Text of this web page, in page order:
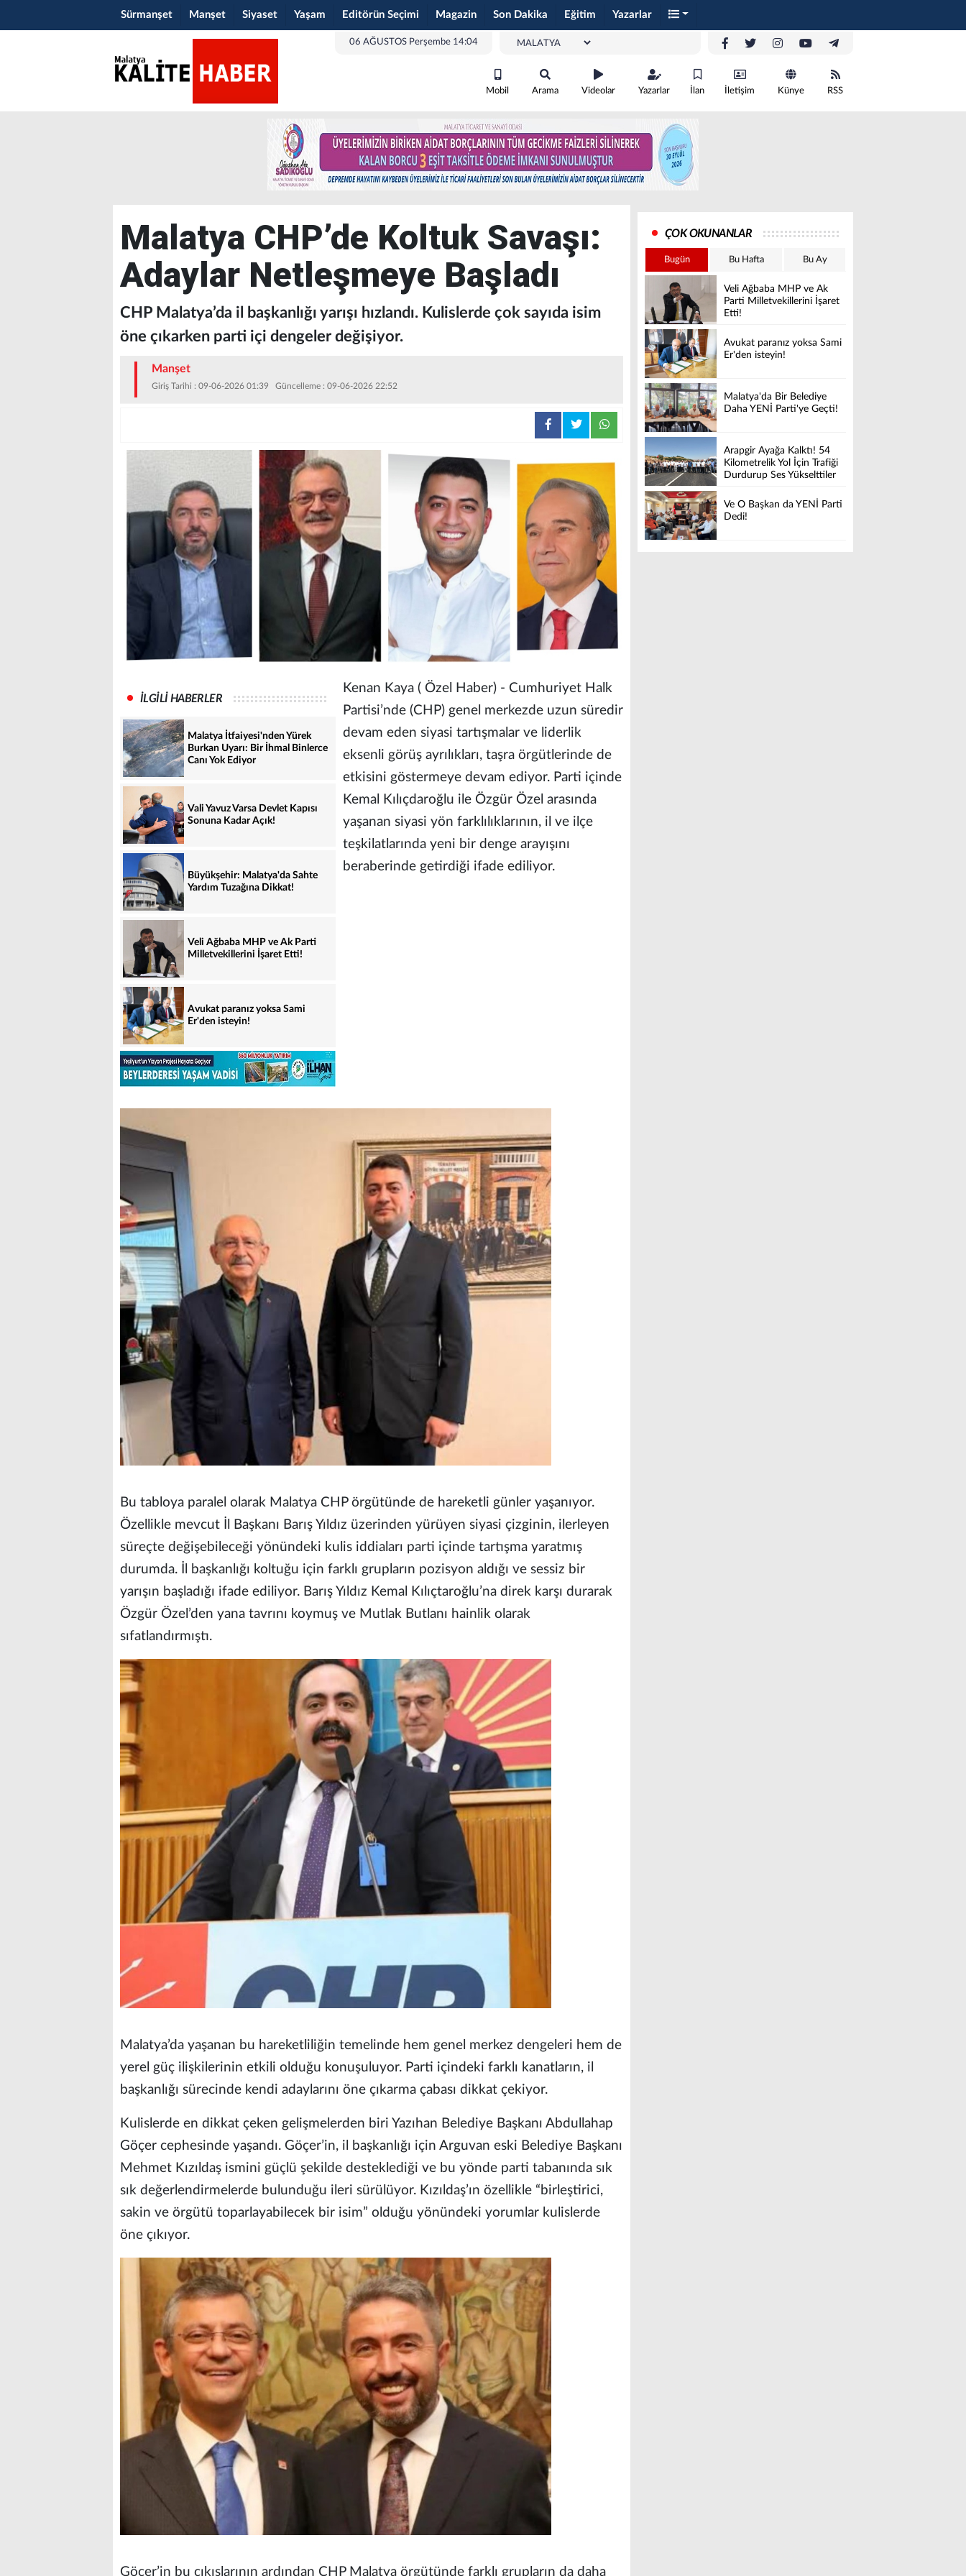
Sürmanşet Manşet Siyaset Yaşam Editörün Seçimi Magazin Son Dakika Eğitim Yazarlar
06 AĞUSTOS Perşembe 14:04
Mobil Arama Videolar Yazarlar İlan İletişim Künye RSS
Malatya CHP’de Koltuk Savaşı:
Adaylar Netleşmeye Başladı
CHP Malatya’da il başkanlığı yarışı hızlandı. Kulislerde çok sayıda isim
öne çıkarken parti içi dengeler değişiyor.
Manşet
Giriş Tarihi : 09-06-2026 01:39 Güncelleme : 09-06-2026 22:52
İLGİLİ HABERLER
Malatya İtfaiyesi'nden Yürek
Burkan Uyarı: Bir İhmal Binlerce
Canı Yok Ediyor
Vali Yavuz Varsa Devlet Kapısı
Sonuna Kadar Açık!
Büyükşehir: Malatya'da Sahte
Yardım Tuzağına Dikkat!
Veli Ağbaba MHP ve Ak Parti
Milletvekillerini İşaret Etti!
Avukat paranız yoksa Sami
Er'den isteyin!
Kenan Kaya ( Özel Haber) - Cumhuriyet Halk
Partisi’nde (CHP) genel merkezde uzun süredir
devam eden siyasi tartışmalar ve liderlik
eksenli görüş ayrılıkları, taşra örgütlerinde de
etkisini göstermeye devam ediyor. Parti içinde
Kemal Kılıçdaroğlu ile Özgür Özel arasında
yaşanan siyasi yön farklılıklarının, il ve ilçe
teşkilatlarında yeni bir denge arayışını
beraberinde getirdiği ifade ediliyor.
Bu tabloya paralel olarak Malatya CHP örgütünde de hareketli günler yaşanıyor.
Özellikle mevcut İl Başkanı Barış Yıldız üzerinden yürüyen siyasi çizginin, ilerleyen
süreçte değişebileceği yönündeki kulis iddiaları parti içinde tartışma yaratmış
durumda. İl başkanlığı koltuğu için farklı grupların pozisyon aldığı ve sessiz bir
yarışın başladığı ifade ediliyor. Barış Yıldız Kemal Kılıçtaroğlu’na direk karşı durarak
Özgür Özel’den yana tavrını koymuş ve Mutlak Butlanı hainlik olarak
sıfatlandırmıştı.
Malatya’da yaşanan bu hareketliliğin temelinde hem genel merkez dengeleri hem de
yerel güç ilişkilerinin etkili olduğu konuşuluyor. Parti içindeki farklı kanatların, il
başkanlığı sürecinde kendi adaylarını öne çıkarma çabası dikkat çekiyor.
Kulislerde en dikkat çeken gelişmelerden biri Yazıhan Belediye Başkanı Abdullahap
Göçer cephesinde yaşandı. Göçer’in, il başkanlığı için Arguvan eski Belediye Başkanı
Mehmet Kızıldaş ismini güçlü şekilde desteklediği ve bu yönde parti tabanında sık
sık değerlendirmelerde bulunduğu ileri sürülüyor. Kızıldaş’ın özellikle “birleştirici,
sakin ve örgütü toparlayabilecek bir isim” olduğu yönündeki yorumlar kulislerde
öne çıkıyor.
Göçer’in bu çıkışlarının ardından CHP Malatya örgütünde farklı grupların da daha
ÇOK OKUNANLAR
Bugün Bu Hafta Bu Ay
Veli Ağbaba MHP ve Ak
Parti Milletvekillerini İşaret
Etti!
Avukat paranız yoksa Sami
Er'den isteyin!
Malatya'da Bir Belediye
Daha YENİ Parti'ye Geçti!
Arapgir Ayağa Kalktı! 54
Kilometrelik Yol İçin Trafiği
Durdurup Ses Yükselttiler
Ve O Başkan da YENİ Parti
Dedi!